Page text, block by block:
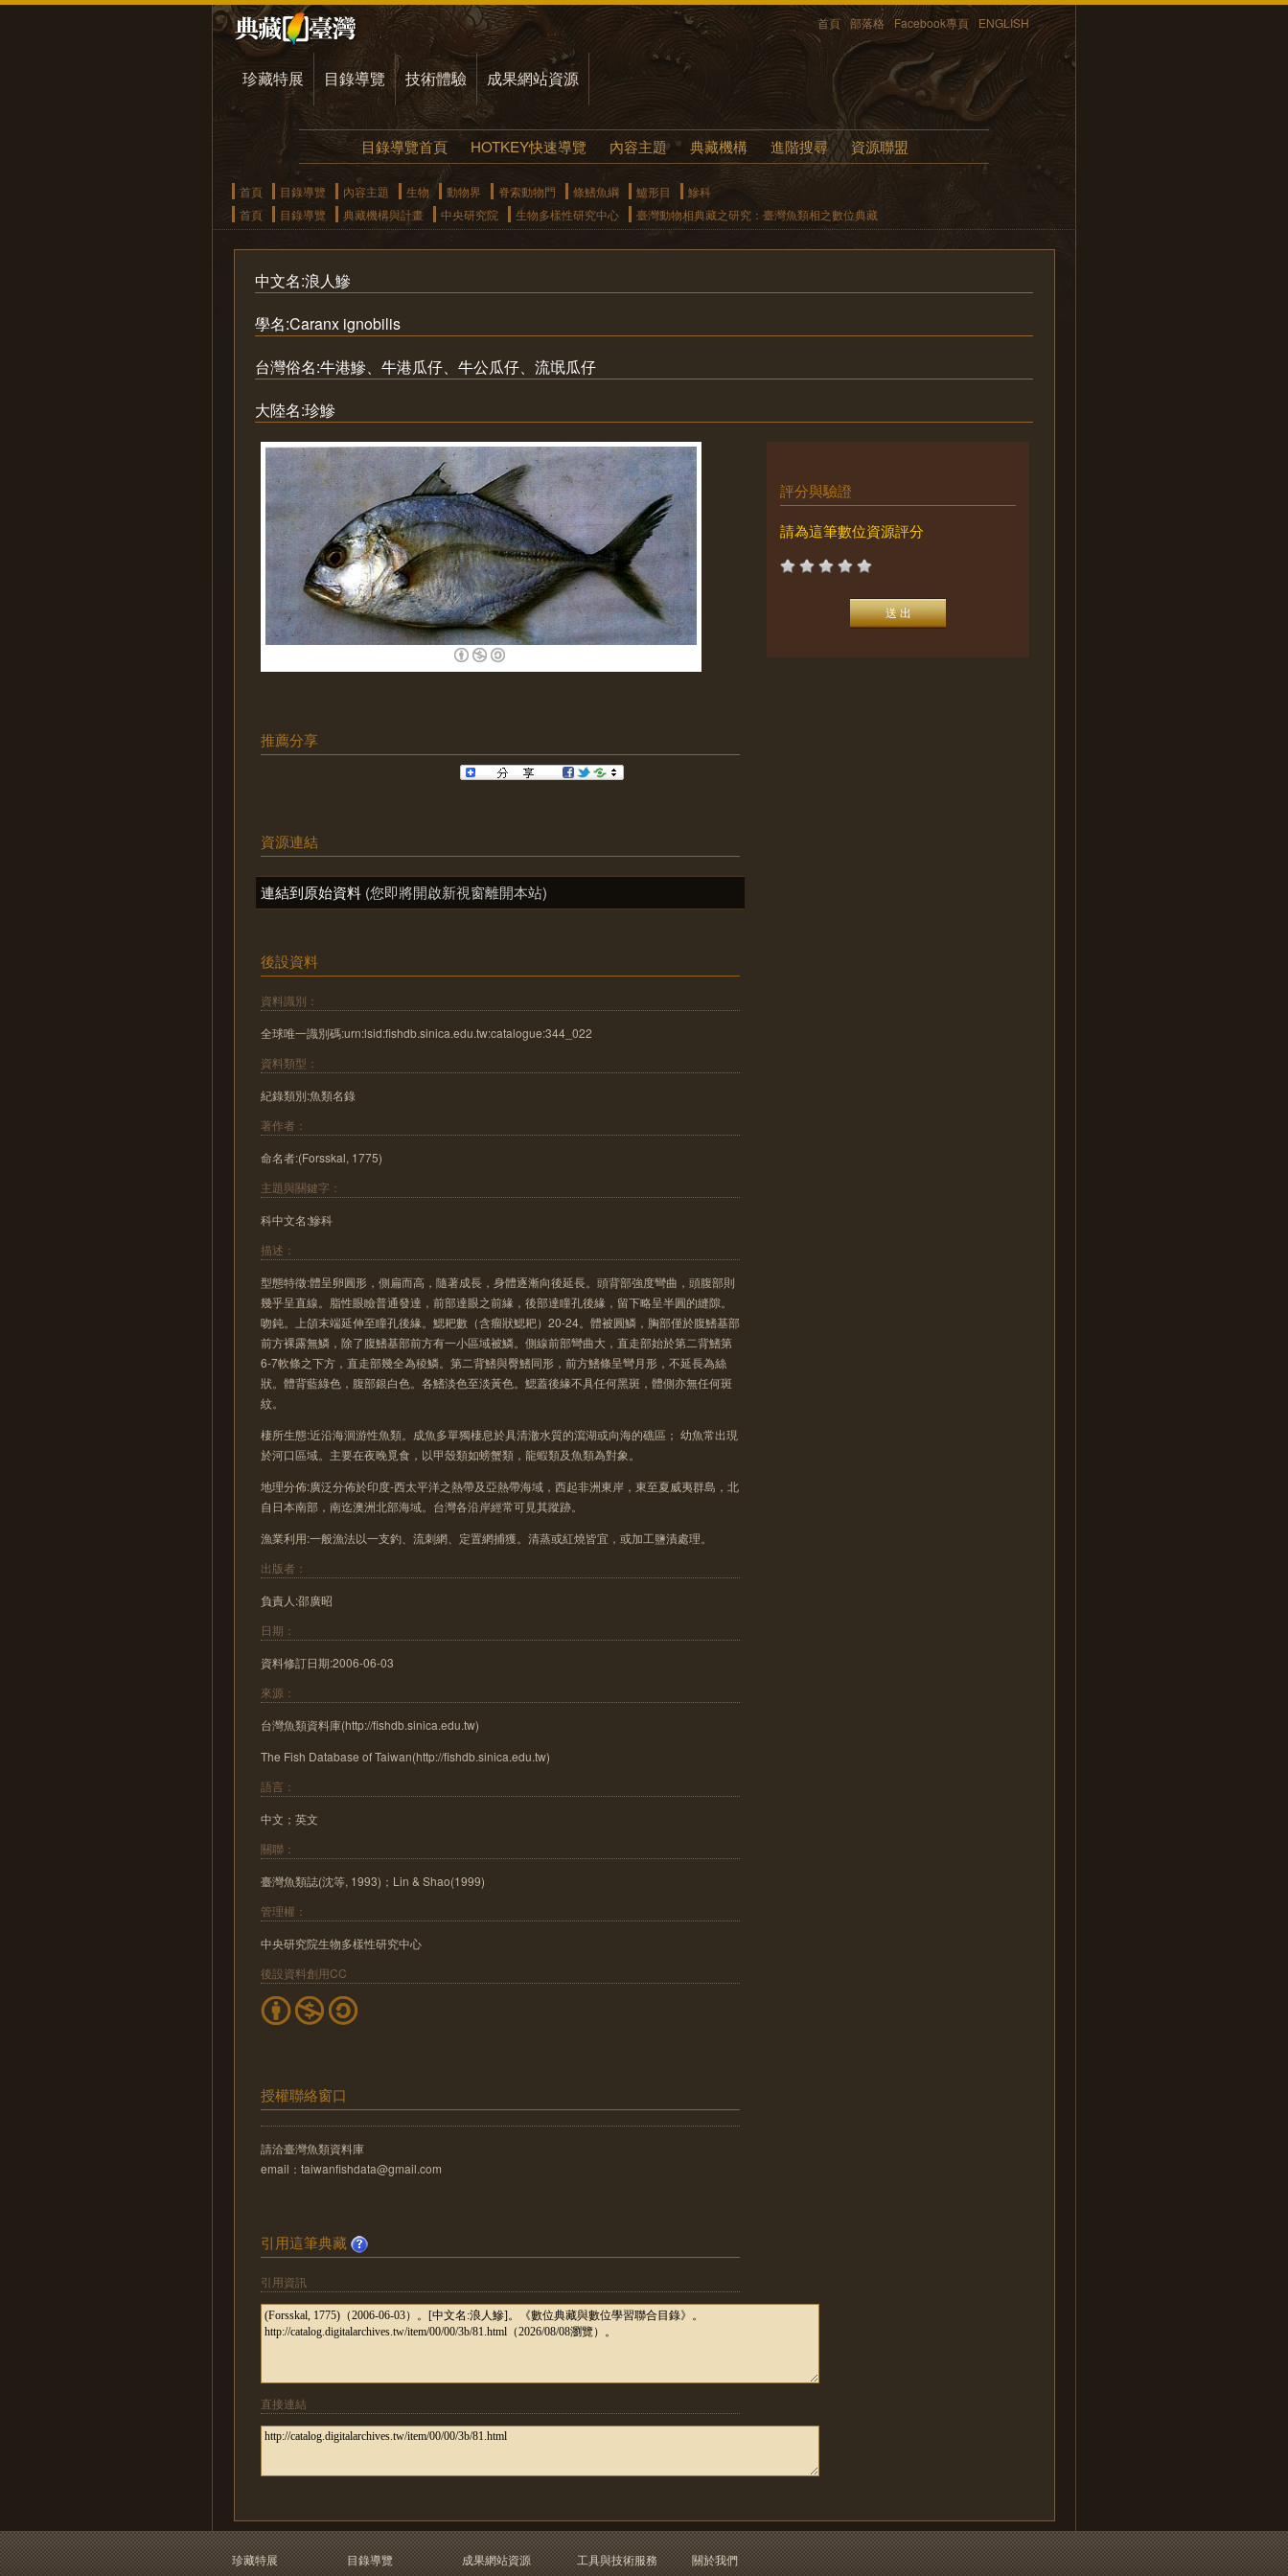
首頁 部落格 Facebook專頁 ENGLISH
珍藏特展 目錄導覽 技術體驗 成果網站資源
目錄導覽首頁 HOTKEY快速導覽 內容主題 典藏機構 進階搜尋 資源聯盟
首頁 目錄導覽 內容主題 生物 動物界 脊索動物門 條鰭魚綱 鱸形目
鰺科
首頁
目錄導覽 典藏機構與計畫 中央研究院 生物多樣性研究中心 臺灣動物相典藏之研究：臺灣魚類相之數位典藏
中文名:浪人鰺
學名:Caranx ignobilis
台灣俗名:牛港鰺、牛港瓜仔、牛公瓜仔、流氓瓜仔
大陸名:珍鰺
推薦分享
資源連結
連結到原始資料 (您即將開啟新視窗離開本站)
後設資料
資料識別：
全球唯一識別碼:urn:lsid:fishdb.sinica.edu.tw:catalogue:344_022
資料類型：
紀錄類別:魚類名錄
著作者：
命名者:(Forsskal, 1775)
主題與關鍵字：
科中文名:鰺科
描述：
型態特徵:體呈卵圓形，側扁而高，隨著成長，身體逐漸向後延長。頭背部強度彎曲，頭腹部則
幾乎呈直線。脂性眼瞼普通發達，前部達眼之前緣，後部達瞳孔後緣，留下略呈半圓的縫隙。
吻鈍。上頜末端延伸至瞳孔後緣。鰓耙數（含瘤狀鰓耙）20-24。體被圓鱗，胸部僅於腹鰭基部
前方裸露無鱗，除了腹鰭基部前方有一小區域被鱗。側線前部彎曲大，直走部始於第二背鰭第
6-7軟條之下方，直走部幾全為稜鱗。第二背鰭與臀鰭同形，前方鰭條呈彎月形，不延長為絲
狀。體背藍綠色，腹部銀白色。各鰭淡色至淡黃色。鰓蓋後緣不具任何黑斑，體側亦無任何斑
紋。
棲所生態:近沿海洄游性魚類。成魚多單獨棲息於具清澈水質的瀉湖或向海的礁區； 幼魚常出現
於河口區域。主要在夜晚覓食，以甲殼類如螃蟹類，龍蝦類及魚類為對象。
地理分佈:廣泛分佈於印度-西太平洋之熱帶及亞熱帶海域，西起非洲東岸，東至夏威夷群島，北
自日本南部，南迄澳洲北部海域。台灣各沿岸經常可見其蹤跡。
漁業利用:一般漁法以一支釣、流刺網、定置網捕獲。清蒸或紅燒皆宜，或加工鹽漬處理。
出版者：
負責人:邵廣昭
日期：
資料修訂日期:2006-06-03
來源：
台灣魚類資料庫(http://fishdb.sinica.edu.tw)
The Fish Database of Taiwan(http://fishdb.sinica.edu.tw)
語言：
中文；英文
關聯：
臺灣魚類誌(沈等, 1993)；Lin & Shao(1999)
管理權：
中央研究院生物多樣性研究中心
後設資料創用CC
授權聯絡窗口
請洽臺灣魚類資料庫
email：taiwanfishdata@gmail.com
引用這筆典藏
引用資訊
直接連結
評分與驗證
請為這筆數位資源評分
珍藏特展 目錄導覽 成果網站資源 工具與技術服務 關於我們